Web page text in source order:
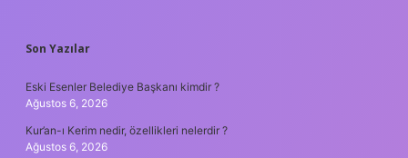
SIDEBAR
Son Yazılar
Eski Esenler Belediye Başkanı kimdir ?
Ağustos 6, 2026
Kur’an-ı Kerim nedir, özellikleri nelerdir ?
Ağustos 6, 2026